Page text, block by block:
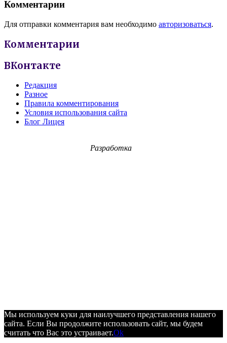
Комментарии
Для отправки комментария вам необходимо авторизоваться.
Комментарии
ВКонтакте
Редакция
Разное
Правила комментирования
Условия использования сайта
Блог Лицея
Разработка
Мы используем куки для наилучшего представления нашего
сайта. Если Вы продолжите использовать сайт, мы будем
считать что Вас это устраивает.Ok